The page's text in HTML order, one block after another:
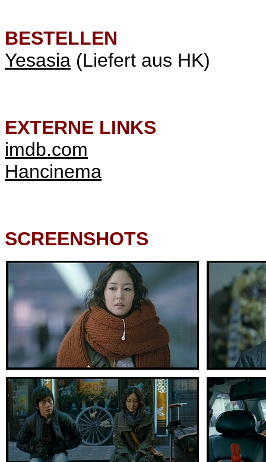
BESTELLEN
Yesasia (Liefert aus HK)
EXTERNE LINKS
imdb.com
Hancinema
SCREENSHOTS